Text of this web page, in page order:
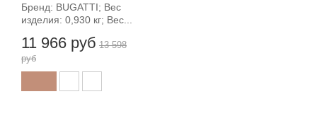
Бренд: BUGATTI; Вес
изделия: 0,930 кг; Вес...
11 966 руб 13 598
руб